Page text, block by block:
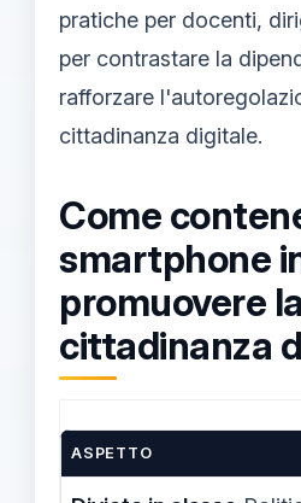
pratiche per docenti,
per contrastare la
rafforzare
cittadinanza digitale.
Come
smartphone
promuovere la
cittadinanza
ASPETTO